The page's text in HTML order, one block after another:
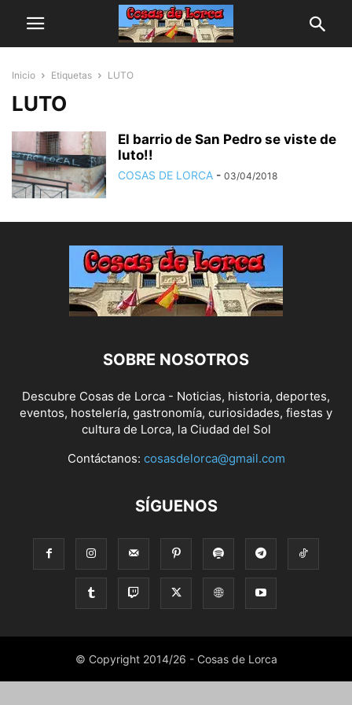
Inicio Etiquetas LUTO
LUTO
El barrio de San Pedro se viste de
luto!!
COSAS DE LORCA - 03/04/2018
SOBRE NOSOTROS
Descubre Cosas de Lorca - Noticias, historia, deportes,
eventos, hostelería, gastronomía, curiosidades, fiestas y
cultura de Lorca, la Ciudad del Sol
Contáctanos: cosasdelorca@gmail.com
SÍGUENOS
© Copyright 2014/26 - Cosas de Lorca